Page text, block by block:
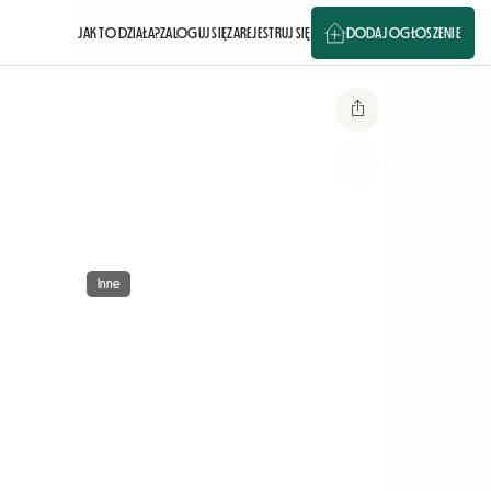
JAK TO DZIAŁA?ZALOGUJ SIĘZAREJESTRUJ SIĘ DODAJ OGŁOSZENIE
Inne